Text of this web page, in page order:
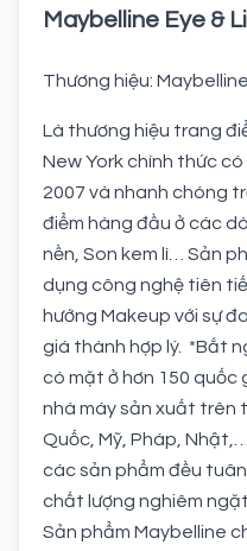
Maybelline Eye &
Thương hiệu: Maybelline
Là thương hiệu trang
New York chính thức
2007 và nhanh chóng
điểm hàng đầu ở các
nền, Son kem lì… Sản
dụng công nghệ tiên
hướng Makeup với sự
giá thành hợp lý. *Bắt
có mặt ở hơn 150 quốc
nhà máy sản xuất trên
Quốc, Mỹ, Pháp,
các sản phẩm đều
chất lượng nghiêm
Sản phẩm Maybelline